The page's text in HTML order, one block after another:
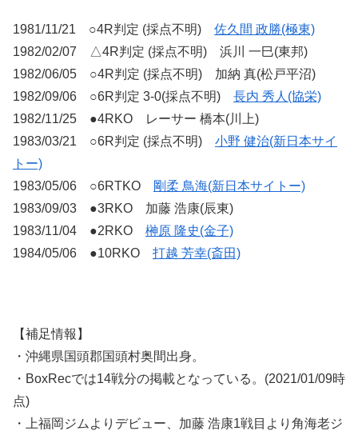
1981/11/21 ○4R判定 (採点不明) 佐久間 政勝(極東)
1982/02/07 △4R判定 (採点不明) 浜川 一巳(東邦)
1982/06/05 ○4R判定 (採点不明) 加納 真(松戸平沼)
1982/09/06 ○6R判定 3-0(採点不明) 長内 秀人(協栄)
1982/11/25 ●4RKO レーサー 橋本(川上)
1983/03/21 ○6R判定 (採点不明) 小野 健治(新日本サイ
トー)
1983/05/06 ○6RTKO
剛柔 鳥海(新日本サイトー)
1983/09/03 ●3RKO 加藤 浩康(辰東)
1983/11/04 ●2RKO 榊原 隆史(金子)
1984/05/06 ●10RKO 打越 芳幸(斎田)
【補足情報】
・沖縄県国頭郡国頭村奥間出身。
・BoxRecでは14戦分の掲載となっている。(2021/01/09時
点)
・上福岡ジムよりデビュー、加藤 浩康1戦目より角海老ジ